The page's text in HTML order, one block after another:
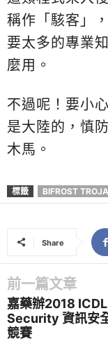
稱作「駭客」
要太多的專業
麼用。
不過呢！要小
是大陸的，慎
木馬。
標籤 BIFROST
Share
前一篇文章
嘉藥辦2018
Security 資訊安
競賽